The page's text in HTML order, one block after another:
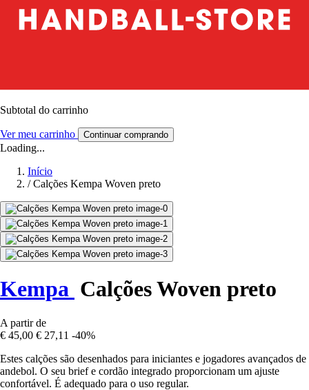
Subtotal do carrinho
Ver meu carrinho Continuar comprando
Loading...
Início
/ Calções Kempa Woven preto
Kempa Calções Woven preto
A partir de
€ 45,00 € 27,11 -40%
Estes calções são desenhados para iniciantes e jogadores avançados de
andebol. O seu brief e cordão integrado proporcionam um ajuste
confortável. É adequado para o uso regular.